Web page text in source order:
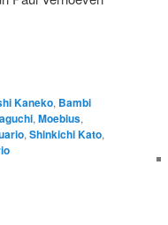
Kaneko, Bambi
, Moebius,
, Shinkichi Kato,